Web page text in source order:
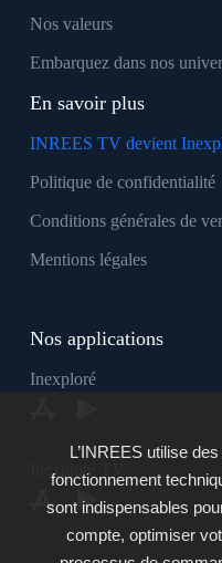
Nos valeurs
Embarquez dans nos
En savoir plus
INREES TV devient
Politique de confidentialité
Conditions générales de
Mentions légales
Nos applications
Inexploré
Inexploré TV
L’INREES utilise
fonctionnement
sont indispensables
compte, optimiser